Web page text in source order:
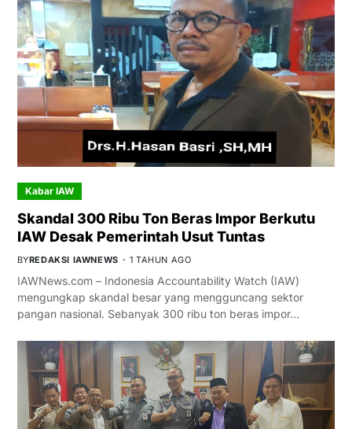
Kabar IAW
Skandal 300 Ribu Ton Beras Impor Berkutu
IAW Desak Pemerintah Usut Tuntas
BYREDAKSI IAWNEWS 1 TAHUN AGO
IAWNews.com – Indonesia Accountability Watch (IAW)
mengungkap skandal besar yang mengguncang sektor
pangan nasional. Sebanyak 300 ribu ton beras impor…